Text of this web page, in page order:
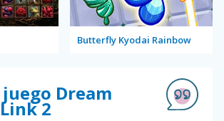
Butterfly Kyodai Rainbow
Dream
2